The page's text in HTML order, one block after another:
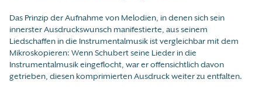
Das Prinzip der Aufnahme von Melodien, in denen sich sein
innerster Ausdruckswunsch manifestierte, aus seinem
Liedschaffen in die Instrumentalmusik ist vergleichbar mit dem
Mikroskopieren: Wenn Schubert seine Lieder in die
Instrumentalmusik eingeflocht, war er offensichtlich davon
getrieben, diesen komprimierten Ausdruck weiter zu entfalten.